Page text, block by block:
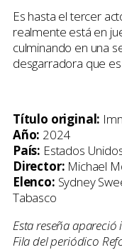
Es hasta el tercer
realmente está en
culminando en una
desgarradora que
Título original:
Año: 2024
País: Estados
Director: Michael
Elenco: Sydney
Tabasco
Esta reseña
Fila del periódico